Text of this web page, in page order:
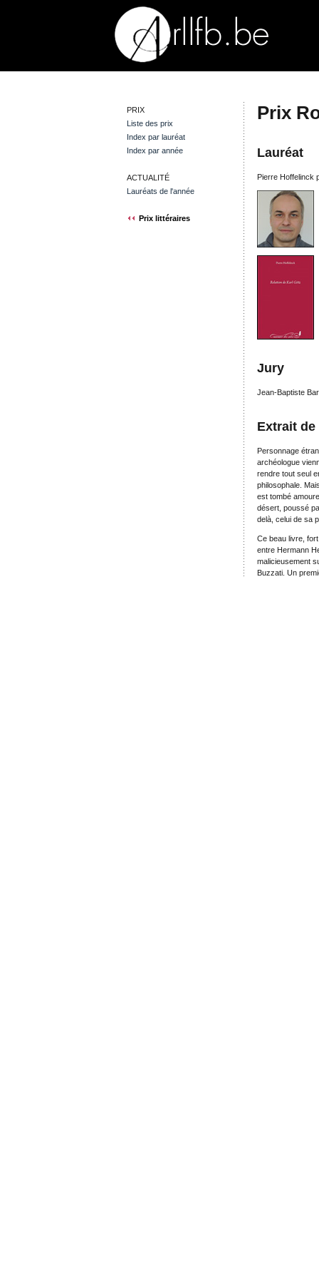
PRIX
Liste des prix
Index par lauréat
Index par année
ACTUALITÉ
Lauréats de l'année
Prix littéraires
Prix
Lauréat
Pierre Hoffelinck
Jury
Jean-Baptiste
Extrait
Personnage
archéologue
rendre tout seul
philosophale.
est tombé
désert, poussé
delà, celui de sa
Ce beau livre,
entre Hermann
malicieusement
Buzzati. Un